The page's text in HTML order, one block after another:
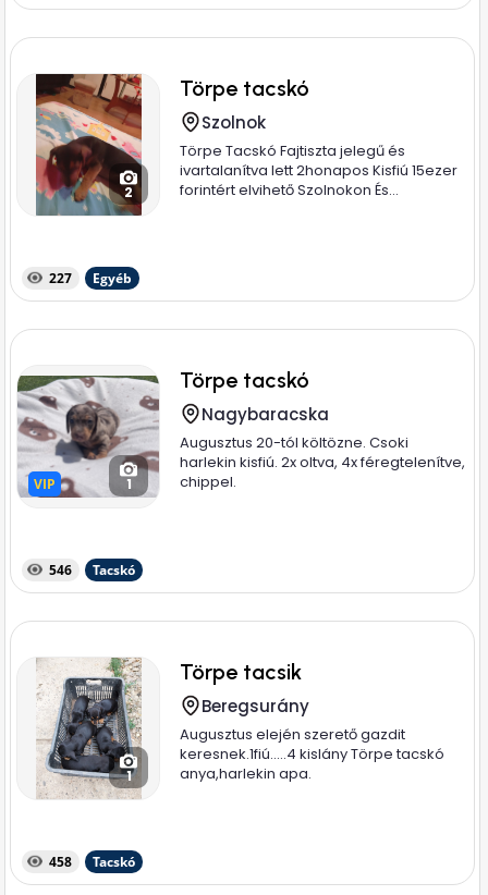
2
Törpe tacskó
Szolnok
Törpe Tacskó Fajtiszta jelegű és
ivartalanítva lett 2honapos Kisfiú 15ezer
forintért elvihető Szolnokon És...
227 Egyéb
VIP
VIP 1
Törpe tacskó
Nagybaracska
Augusztus 20-tól költözne. Csoki
harlekin kisfiú. 2x oltva, 4x féregtelenítve,
chippel.
546 Tacskó
1
Törpe tacsik
Beregsurány
Augusztus elején szerető gazdit
keresnek.1fiú.....4 kislány Törpe tacskó
anya,harlekin apa.
458 Tacskó